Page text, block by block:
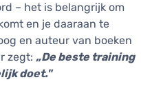
– het is belangrijk om
en je daaraan te
en auteur van boeken
zegt: „De beste training
doet."